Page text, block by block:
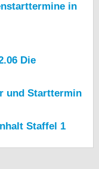
in
Die
und Starttermin
Staffel 1